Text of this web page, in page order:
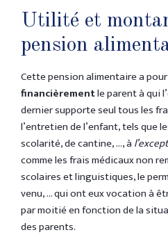
Utilité et
pension
Cette pension alimentaire a
financièrementle parent à qui
dernier supporte seul tous les
l’entretien de l’enfant, tels que
scolarité, de cantine, …, à
comme les frais médicaux non
scolaires et linguistiques, le
venu, … qui ont eux vocation à
par moitié en fonction de la
des parents.